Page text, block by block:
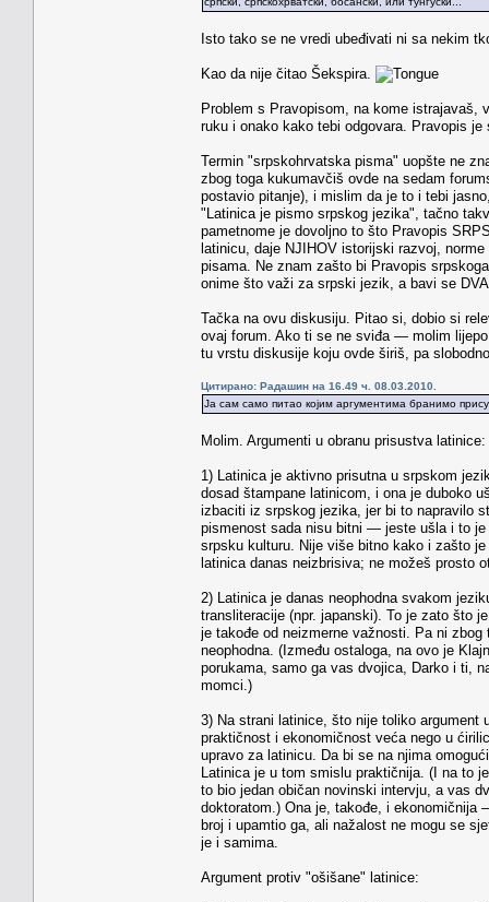
Isto tako se ne vredi ubeđivati ni sa nekim
Kao da nije čitao Šekspira.
Problem s Pravopisom, na kome istrajavaš,
ruku i onako kako tebi odgovara. Pravopis
Termin "srpskohrvatska pisma" uopšte ne
zbog toga kukumavčiš ovde na sedam
postavio pitanje), i mislim da je to i tebi
"Latinica je pismo srpskog jezika", tačno
pametnome je dovoljno to što Pravopis
latinicu, daje NJIHOV istorijski razvoj,
pisama. Ne znam zašto bi Pravopis
onime što važi za srpski jezik, a bavi se
Tačka na ovu diskusiju. Pitao si, dobio si
ovaj forum. Ako ti se ne sviđa — molim
tu vrstu diskusije koju ovde širiš, pa
Цитирано: Радашин на 16.49 ч. 08.03.2010.
Ја сам само питао којим аргументима бранимо
Molim. Argumenti u obranu prisustva latinice:
1) Latinica je aktivno prisutna u srpskom
dosad štampane latinicom, i ona je duboko
izbaciti iz srpskog jezika, jer bi to napravilo
pismenost sada nisu bitni — jeste ušla i to
srpsku kulturu. Nije više bitno kako i zašto
latinica danas neizbrisiva; ne možeš prosto
2) Latinica je danas neophodna svakom
transliteracije (npr. japanski). To je zato što
je takođe od neizmerne važnosti. Pa ni
neophodna. (Između ostaloga, na ovo je
porukama, samo ga vas dvojica, Darko i ti,
momci.)
3) Na strani latinice, što nije toliko argument
praktičnost i ekonomičnost veća nego u
upravo za latinicu. Da bi se na njima
Latinica je u tom smislu praktičnija. (I na to
to bio jedan običan novinski intervju, a vas
doktoratom.) Ona je, takođe, i
broj i upamtio ga, ali nažalost ne mogu se
je i samima.
Argument protiv "ošišane" latinice: